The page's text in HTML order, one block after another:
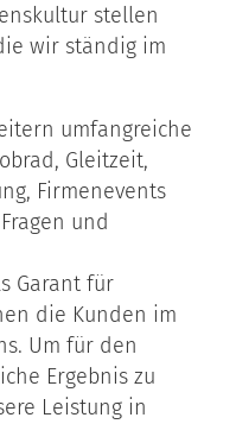
stellen
wir ständig im
umfangreiche
Gleitzeit,
Firmenevents
und
Garant für
die Kunden im
Um für den
Ergebnis zu
Leistung in